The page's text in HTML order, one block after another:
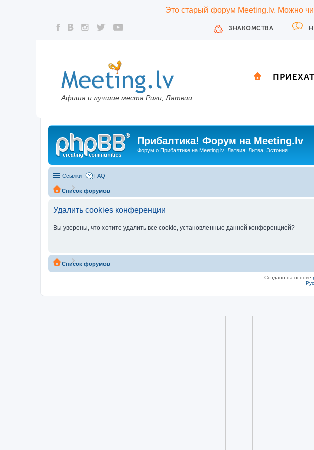
Это старый форум Meeting.lv. Можно
ЗНАКОМСТВА
Афиша и лучшие места Риги, Латвии
Прибалтика! Форум на Meeting.lv
Форум о Прибалтике на Meeting.lv: Латвия, Литва, Эстония
Ссылки FAQ
Список форумов
Удалить cookies конференции
Вы уверены, что хотите удалить все cookie, установленные данной конференцией?
Список форумов
Создано на основе